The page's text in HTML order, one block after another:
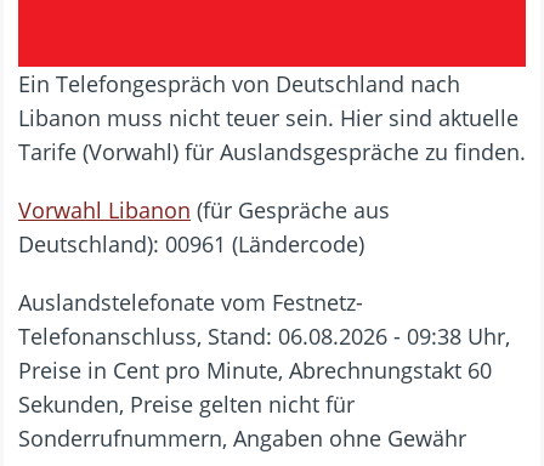
Ein Telefongespräch von Deutschland nach
Libanon muss nicht teuer sein. Hier sind aktuelle
Tarife (Vorwahl) für Auslandsgespräche zu finden.
Vorwahl Libanon (für Gespräche aus
Deutschland): 00961 (Ländercode)
Auslandstelefonate vom Festnetz-
Telefonanschluss, Stand: 06.08.2026 - 09:38 Uhr,
Preise in Cent pro Minute, Abrechnungstakt 60
Sekunden, Preise gelten nicht für
Sonderrufnummern, Angaben ohne Gewähr